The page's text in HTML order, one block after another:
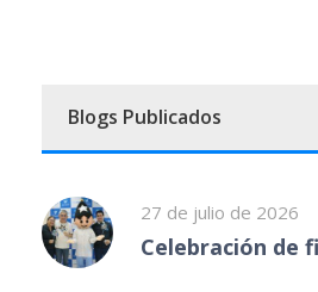
Blogs Publicados
27 de julio de 2026
Celebración de